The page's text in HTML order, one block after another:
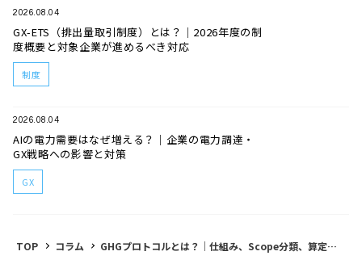
2026.08.04
GX-ETS（排出量取引制度）とは？｜2026年度の制
度概要と対象企業が進めるべき対応
制度
2026.08.04
AIの電力需要はなぜ増える？｜企業の電力調達・
GX戦略への影響と対策
GX
TOP コラム
GHGプロトコルとは？｜仕組み、Scope分類、算定・